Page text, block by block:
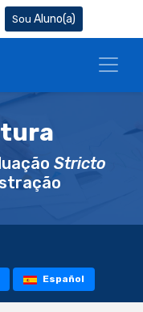
Aluno(a)
Stricto
Español